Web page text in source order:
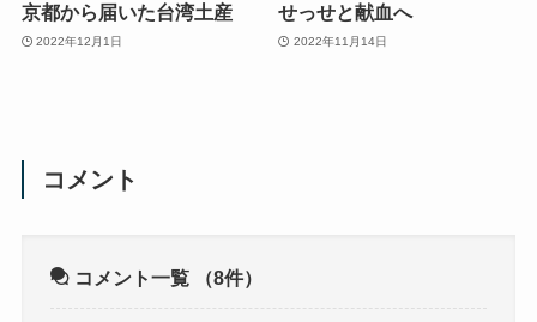
京都から届いた台湾土産
2022年12月1日
せっせと献血へ
2022年11月14日
コメント
コメント一覧 （8件）